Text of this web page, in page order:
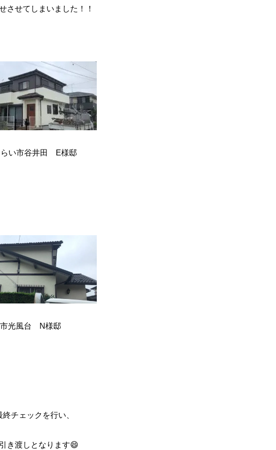
させてしまいました！！
い市谷井田 E様邸
光風台 N様邸
チェックを行い、
き渡しとなります😄